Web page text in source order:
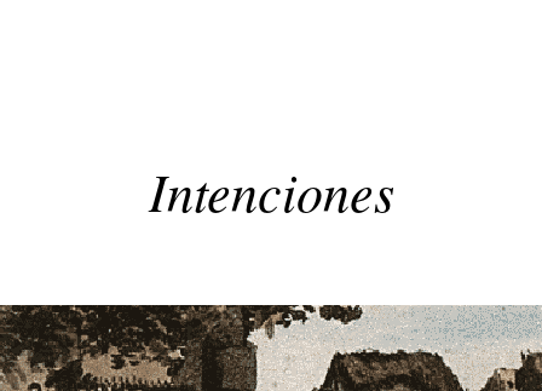
Intenciones
Intenciones